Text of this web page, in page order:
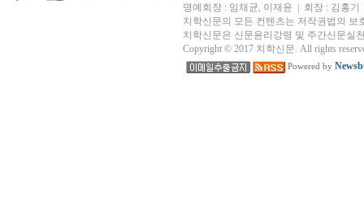
명예회장 : 임채균, 이재윤 | 회장 : 김홍기
치학신문의 모든 컨텐츠는 저작권법의 보
치학신문은 신문윤리강령 및 주간신문실
Copyright © 2017 치학신문. All rights
Powered by